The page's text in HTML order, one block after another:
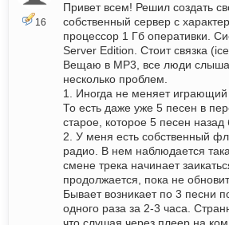
16
Привет всем! Решил создать
собственный сервер с
процессор 1 Гб оперативки.
Server Edition. Стоит связка
Вещаю в MP3, все люди
несколько проблем.
1. Иногда не меняет играющий
То есть даже уже 5 песен в
старое, которое 5 песен назад
2. У меня есть собственный
радио. В нем наблюдается
смене трека начинает
продолжается, пока не
Бывает возникает по 3 песни
одного раза за 2-3 часа.